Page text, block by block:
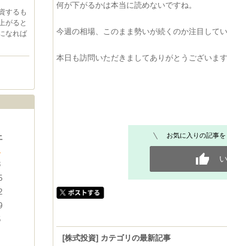
するも
がると
なれば
何が下がるかは本当に読めないですね。
今週の相場、このまま勢いが続くのか注目して
本日も訪問いただきましてありがとうございます
お気に入りの記事
[株式投資] カテゴリの最新記事